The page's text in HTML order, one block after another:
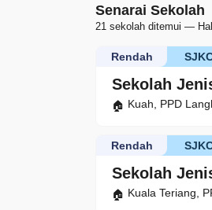
Senarai Sekolah
21 sekolah ditemui —
Sekolah
Rendah
Kuah, PPD
Sekolah
Rendah
Kuala Teriang,